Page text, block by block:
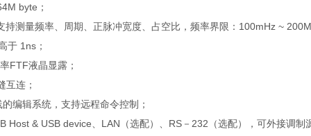
byte；
测量频率、周期、正脉冲宽度、占空比，频率界限：100mHz ~
于 1ns；
FTF液晶显露；
互连；
编辑系统，支持远程命令控制；
Host & USB device、LAN（选配）、RS－232（选配），可外接调制